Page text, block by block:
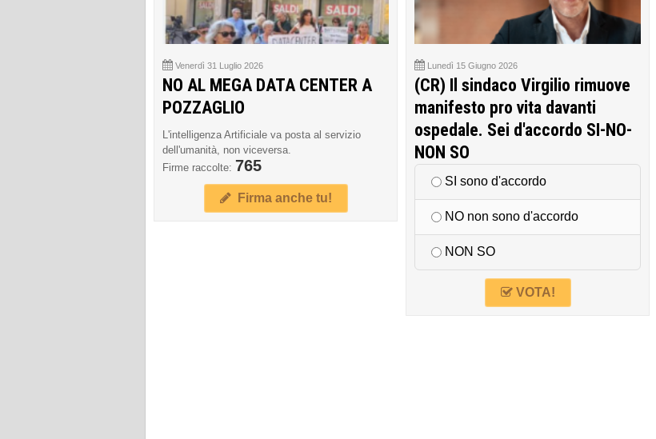
Venerdì 31 Luglio 2026
NO AL MEGA DATA CENTER A
POZZAGLIO
L'intelligenza Artificiale va posta al servizio
dell'umanità, non viceversa.
Firme raccolte: 765
Firma anche tu!
Lunedì 15 Giugno 2026
(CR) Il sindaco Virgilio rimuove
manifesto pro vita davanti
ospedale. Sei d'accordo SI-NO-
NON SO
SI sono d'accordo
NO non sono d'accordo
NON SO
VOTA!